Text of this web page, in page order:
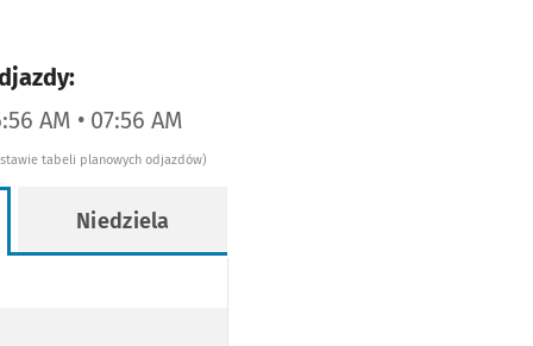
AM • 07:56 AM
tabeli planowych odjazdów)
Niedziela